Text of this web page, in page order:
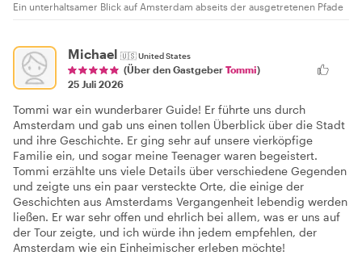
Ein unterhaltsamer Blick auf Amsterdam abseits der ausgetretenen Pfade
Michael 🇺🇸United States
(Über den Gastgeber Tommi)
25 Juli 2026
Tommi war ein wunderbarer Guide! Er führte uns durch
Amsterdam und gab uns einen tollen Überblick über die Stadt
und ihre Geschichte. Er ging sehr auf unsere vierköpfige
Familie ein, und sogar meine Teenager waren begeistert.
Tommi erzählte uns viele Details über verschiedene Gegenden
und zeigte uns ein paar versteckte Orte, die einige der
Geschichten aus Amsterdams Vergangenheit lebendig werden
ließen. Er war sehr offen und ehrlich bei allem, was er uns auf
der Tour zeigte, und ich würde ihn jedem empfehlen, der
Amsterdam wie ein Einheimischer erleben möchte!